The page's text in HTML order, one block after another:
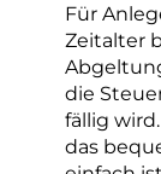
Für
Zeitalter
die
fällig
das